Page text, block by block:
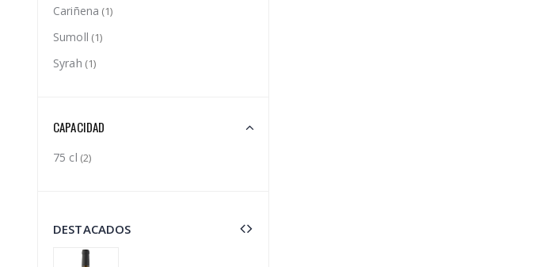
Cariñena (1)
Sumoll (1)
Syrah (1)
CAPACIDAD
75 cl (2)
DESTACADOS